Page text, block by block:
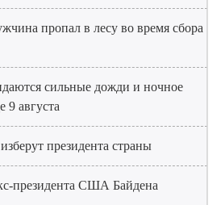
пропал в лесу во время сбора
сильные дожди и ночное
9 августа
президента страны
президента США Байдена